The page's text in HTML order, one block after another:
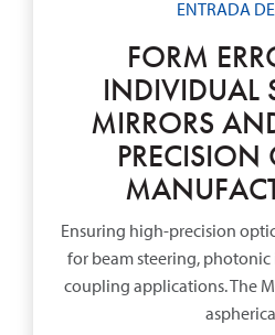
ENTRADA
FORM
INDIVIDUAL
MIRRORS
PRECISION
Ensuring high-precision
for beam steering,
coupling applications. The